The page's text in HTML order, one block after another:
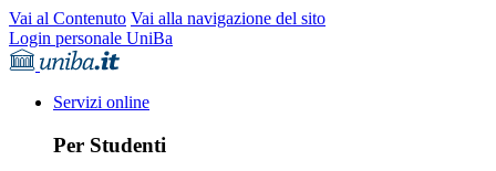
Vai al Contenuto Vai alla navigazione del sito
Login personale UniBa
Servizi online
Per Studenti